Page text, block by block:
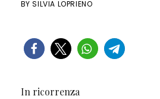
BYSILVIA LOPRIENO
In ricorrenza